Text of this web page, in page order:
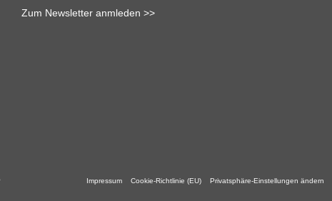
Zum Newsletter anmleden >>
Impressum Cookie-Richtlinie (EU) Privatsphäre-Einstellungen ändern